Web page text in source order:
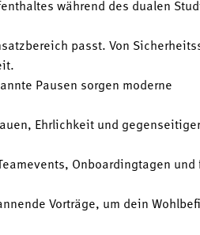
während des dualen
passt. Von
Pausen sorgen moderne
Ehrlichkeit und gegenseitiger
Onboardingtagen
Vorträge, um dein